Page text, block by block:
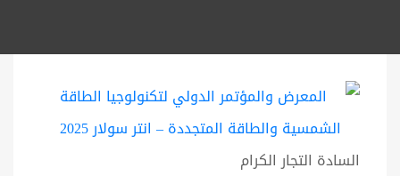
السادة التجار الكرام